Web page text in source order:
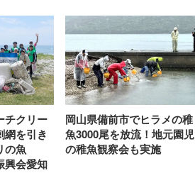
チクリー
網を引き
の魚
会愛知
岡山県備前市でヒラメの稚
魚3000尾を放流！地元園児
の稚魚観察会も実施